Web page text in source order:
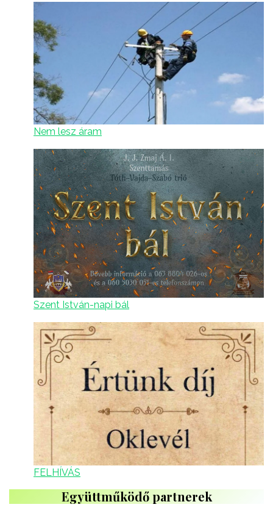
Nem lesz áram
Szent István-napi bál
FELHÍVÁS
Együttműködő partnerek